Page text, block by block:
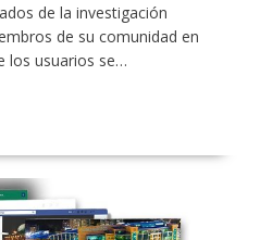
de la investigación
de su comunidad en
los usuarios se…